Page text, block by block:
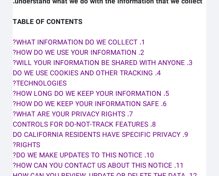
TABLE OF CONTENTS
4. DO WE USE COOKIES AND OTHER TRACKING
TECHNOLOGIES?
9. DO CALIFORNIA RESIDENTS HAVE SPECIFIC PRIVACY
RIGHTS?